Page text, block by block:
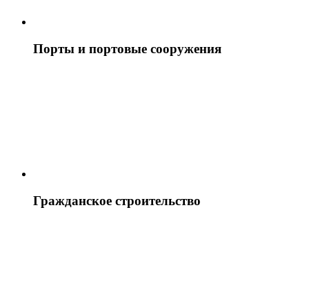
Порты и портовые сооружения
Гражданское строительство